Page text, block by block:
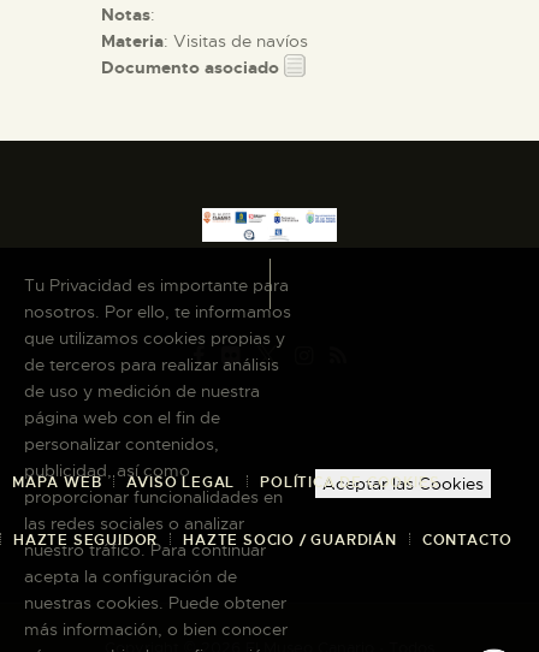
Notas:
Materia: Visitas de navíos
Documento asociado
MAPA WEB AVISO LEGAL POLÍTICA DE COOKIES
HAZTE SEGUIDOR HAZTE SOCIO / GUARDIÁN CONTACTO
Copyright © 2026 El Museo Canario · Todos
Tu Privacidad es importante para
nosotros. Por ello, te informamos
que utilizamos cookies propias y
de terceros para realizar análisis
de uso y medición de nuestra
página web con el fin de
personalizar contenidos,
publicidad, así como
proporcionar funcionalidades en
las redes sociales o analizar
nuestro tráfico. Para continuar
acepta la configuración de
nuestras cookies. Puede obtener
más información, o bien conocer
Aceptar las Cookies